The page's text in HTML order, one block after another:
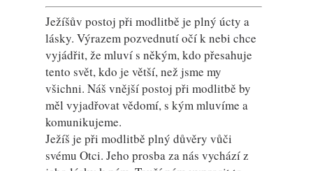
Ježíšův postoj při modlitbě je plný úcty a
lásky. Výrazem pozvednutí očí k nebi chce
vyjádřit, že mluví s někým, kdo přesahuje
tento svět, kdo je větší, než jsme my
všichni. Náš vnější postoj při modlitbě by
měl vyjadřovat vědomí, s kým mluvíme a
komunikujeme.
Ježíš je při modlitbě plný důvěry vůči
svému Otci. Jeho prosba za nás vychází z